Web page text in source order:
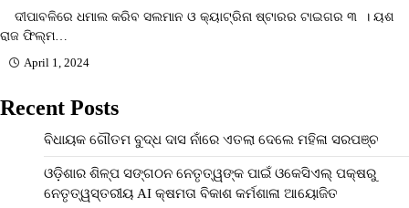
ଦୀପାବଳିରେ ଧମାଲ କରିବ ସଲମାନ ଓ କ୍ୟାଟ୍ରିନା ଷ୍ଟାରର ଟାଇଗର ୩ । ୟଶ
ରାଜ ଫିଲ୍ମ…
April 1, 2024
Recent Posts
ବିଧାୟକ ଗୌତମ ବୁଦ୍ଧ ଦାସ ନାଁରେ ଏତଲା ଦେଲେ ମହିଳା ସରପଞ୍ଚ
ଓଡ଼ିଶାର ଶିଳ୍ପ ସଙ୍ଗଠନ ନେତୃତ୍ୱଙ୍କ ପାଇଁ ଓକେସିଏଲ୍ ପକ୍ଷରୁ
ନେତୃତ୍ୱସ୍ତରୀୟ AI କ୍ଷମତା ବିକାଶ କର୍ମଶାଳା ଆୟୋଜିତ